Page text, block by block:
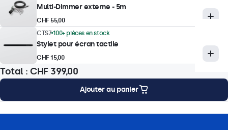
Technologie tactile
Technologie tactile
Tactile capacitif (PCAP)
Points de contact
10 points de contact (Multitouch)
Multi-Dimmer externe - 5m
CHF 55,00
CTS7 100+ pièces en stock
Stylet pour écran tactile
CHF 15,00
Total : CHF 399,00
Ajouter au panier
Caractéristiques Téléchargements Accessoires